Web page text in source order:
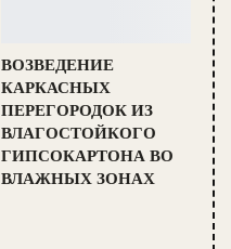
ВОЗВЕДЕНИЕ
КАРКАСНЫХ
ПЕРЕГОРОДОК ИЗ
ВЛАГОСТОЙКОГО
ГИПСОКАРТОНА ВО
ВЛАЖНЫХ ЗОНАХ